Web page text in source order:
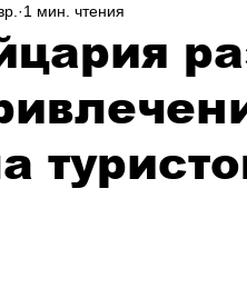
Аналитика
Магия искусства
1 мин. чтения